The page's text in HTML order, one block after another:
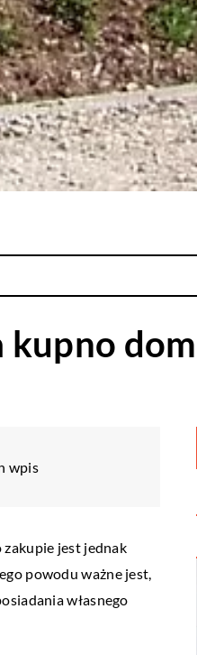
kupno
wpis
zakupie jest jednak
powodu ważne jest,
własnego